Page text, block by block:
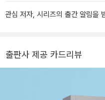
관심 저자, 시리즈의 출간 알림을
출판사 제공 카드리뷰